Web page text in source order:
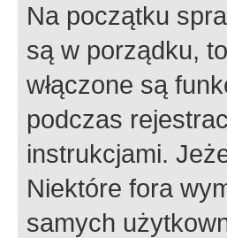
Na początku
są w porządku,
włączone są
podczas
instrukcjami.
Niektóre fora
samych